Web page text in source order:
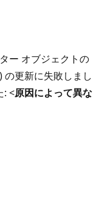
ー オブジェクトの
の更新に失敗しまし
: <原因によって異な